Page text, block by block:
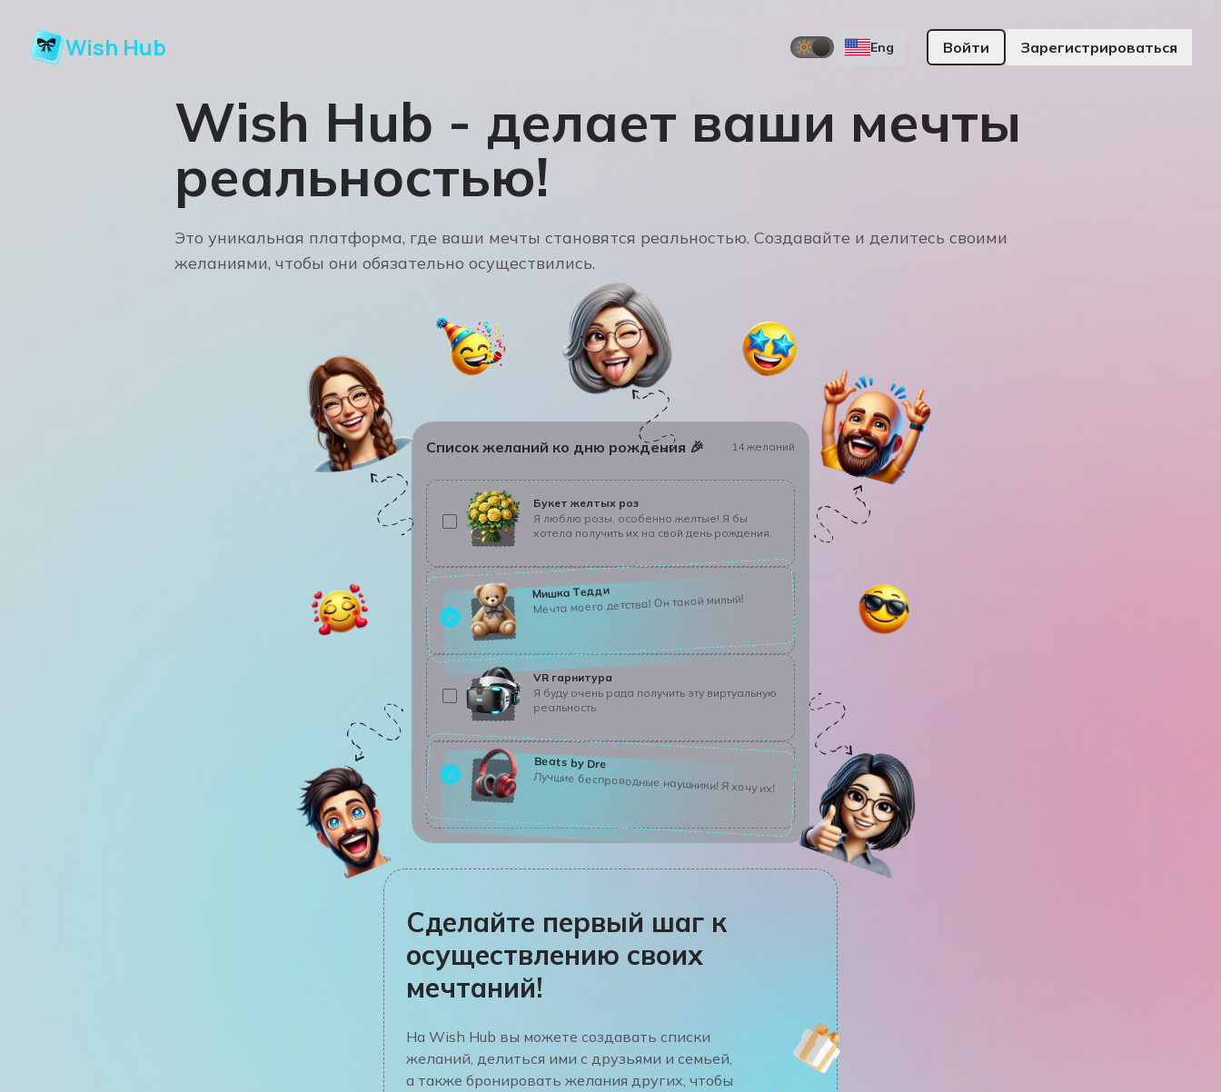
Wish Hub Eng Войти Зарегистрироваться
Wish Hub - делает ваши мечты
реальностью!
Это уникальная платформа, где ваши мечты становятся реальностью. Создавайте и делитесь своими
желаниями, чтобы они обязательно осуществились.
Список желаний ко дню рождения 🎉 14 желаний
Букет желтых роз
Я люблю розы, особенно желтые! Я бы
хотела получить их на свой день рождения.
Мишка Тедди
Мечта моего детства! Он такой милый!
VR гарнитура
Я буду очень рада получить эту виртуальную
реальность
Beats by Dre
Лучшие беспроводные наушники! Я хочу их!
Сделайте первый шаг к
осуществлению своих
мечтаний!
На Wish Hub вы можете создавать списки
желаний, делиться ими с друзьями и семьей,
а также бронировать желания других, чтобы